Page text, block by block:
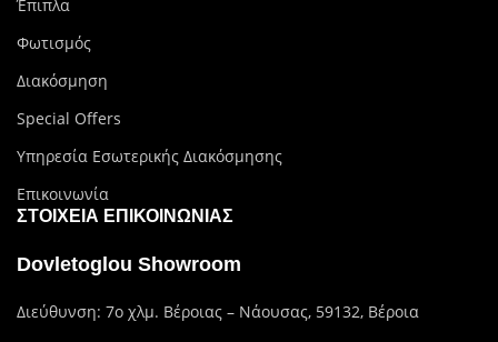
Έπιπλα
Φωτισμός
Διακόσμηση
Special Offers
Υπηρεσία Εσωτερικής Διακόσμησης
Επικοινωνία
ΣΤΟΙΧΕΊΑ ΕΠΙΚΟΙΝΩΝΊΑΣ
Dovletoglou Showroom
Διεύθυνση: 7ο χλμ. Βέροιας – Νάουσας, 59132, Βέροια